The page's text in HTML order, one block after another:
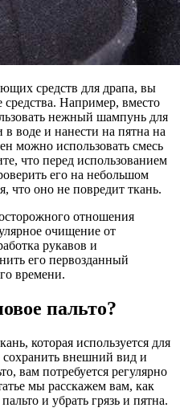
средств для драпа, вы
Например, вместо
нежный шампунь для
в воде и нанести на пятна на
можно использовать смесь
что перед использованием
его на небольшом
что оно не повредит ткань.
отношения
очищение от
рукавов и
его первозданный
времени.
пальто?
которая используется для
внешний вид и
вам потребуется регулярно
мы расскажем вам, как
и убрать грязь и пятна.